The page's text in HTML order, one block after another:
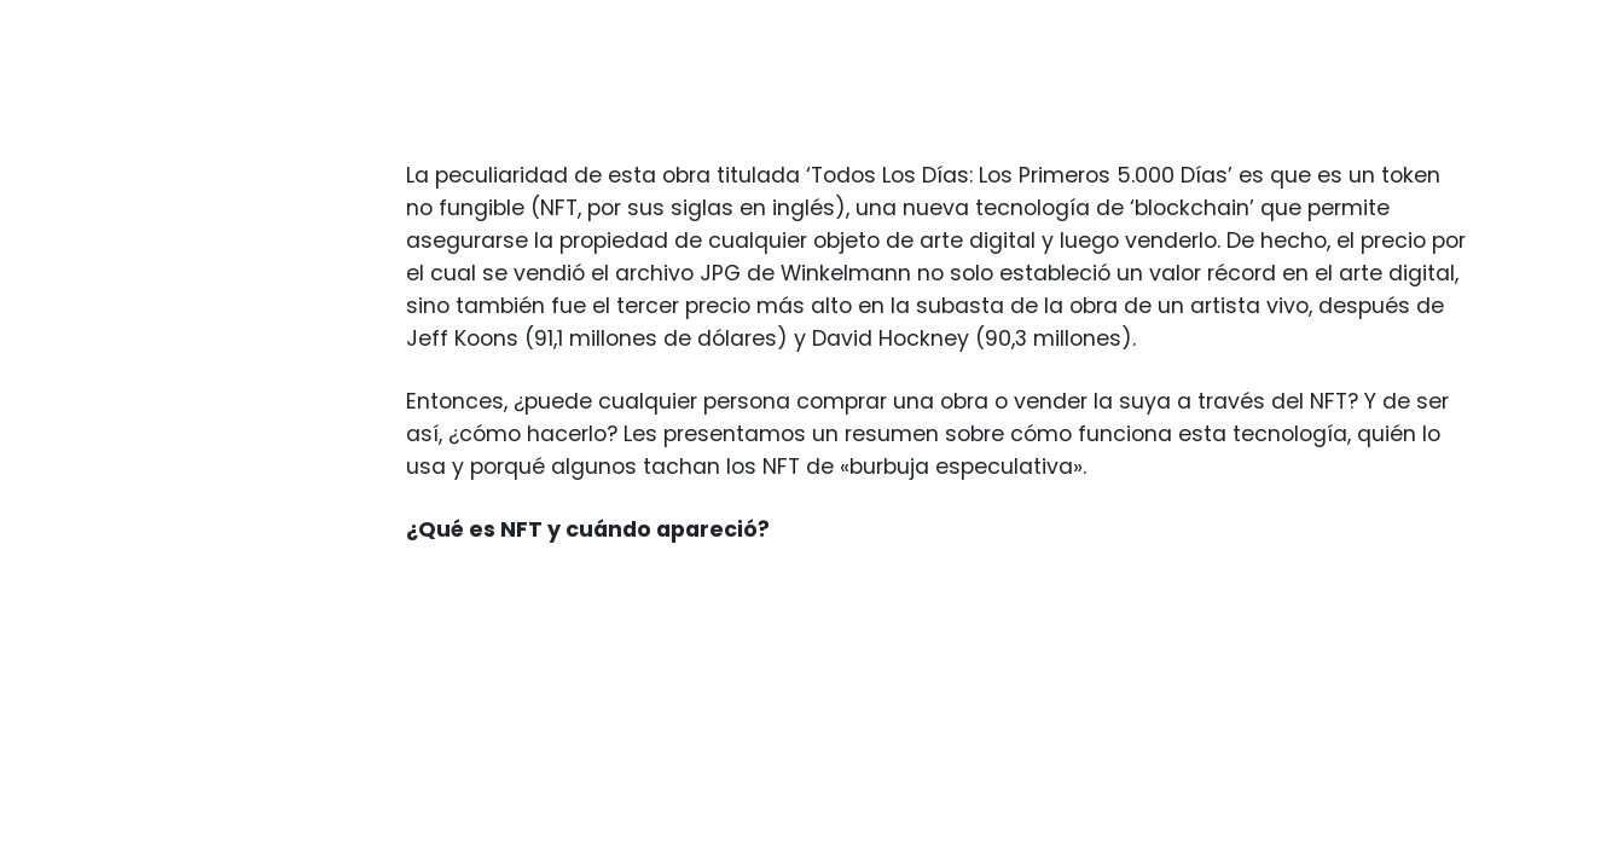
La peculiaridad de esta obra titulada ‘Todos Los Días: Los Primeros 5.000 Días’ es que es un token
no fungible (NFT, por sus siglas en inglés), una nueva tecnología de ‘blockchain’ que permite
asegurarse la propiedad de cualquier objeto de arte digital y luego venderlo. De hecho, el precio por
el cual se vendió el archivo JPG de Winkelmann no solo estableció un valor récord en el arte digital,
sino también fue el tercer precio más alto en la subasta de la obra de un artista vivo, después de
Jeff Koons (91,1 millones de dólares) y David Hockney (90,3 millones).
Entonces, ¿puede cualquier persona comprar una obra o vender la suya a través del NFT? Y de ser
así, ¿cómo hacerlo? Les presentamos un resumen sobre cómo funciona esta tecnología, quién lo
usa y porqué algunos tachan los NFT de «burbuja especulativa».
¿Qué es NFT y cuándo apareció?